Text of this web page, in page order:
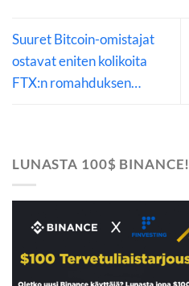
Suuret Bitcoin-omistajat
ostavat eniten kolikoita
FTX:n romahduksen…
LUNASTA 100$ BINANCE!